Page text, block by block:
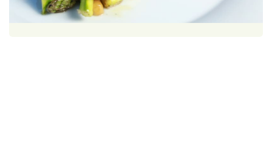
Škola vaření1 porce 60 minut